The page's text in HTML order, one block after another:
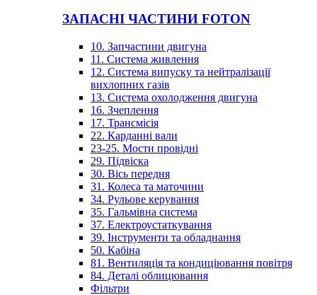
ЗАПАСНІ ЧАСТИНИ FOTON
10. Запчастини двигуна
11. Система живлення
12. Система випуску та нейтралізації
вихлопних газів
13. Система охолодження двигуна
16. Зчеплення
17. Трансмісія
22. Карданні вали
23-25. Мости провідні
29. Підвіска
30. Вісь передня
31. Колеса та маточини
34. Рульове керування
35. Гальмівна система
37. Електроустаткування
39. Інструменти та обладнання
50. Кабіна
81. Вентиляція та кондиціювання повітря
84. Деталі облицювання
Фільтри